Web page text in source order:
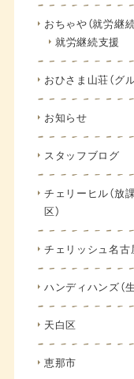
おちゃや（就労継
就労継続支援
おひさま山荘（グ
お知らせ
スタッフブログ
チェリーヒル（放
区）
チェリッシュ名古
ハンディハンズ（
天白区
恵那市